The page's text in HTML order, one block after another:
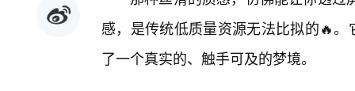
感，是传统低质量资源无法比拟的🔥
了一个真实的、触手可及的梦境。